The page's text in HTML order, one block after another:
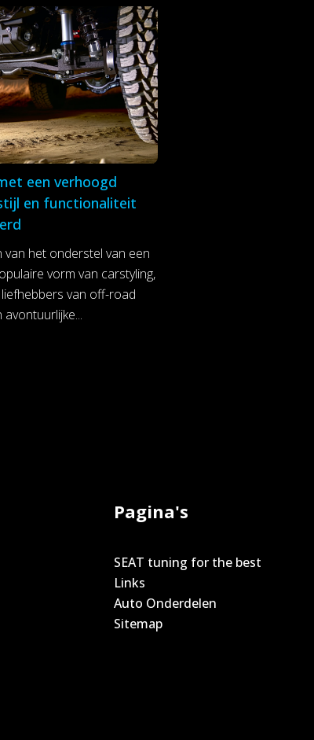
een verhoogd
en functionaliteit
van het onderstel van een
vorm van carstyling,
van off-road
Pagina's
SEAT tuning for the best
Links
Auto Onderdelen
Sitemap